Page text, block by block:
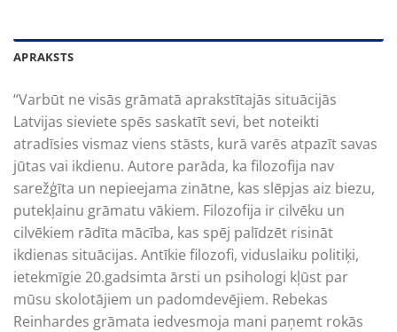
APRAKSTS
“Varbūt ne visās grāmatā aprakstītajās situācijās
Latvijas sieviete spēs saskatīt sevi, bet noteikti
atradīsies vismaz viens stāsts, kurā varēs atpazīt savas
jūtas vai ikdienu. Autore parāda, ka filozofija nav
sarežģīta un nepieejama zinātne, kas slēpjas aiz biezu,
putekļainu grāmatu vākiem. Filozofija ir cilvēku un
cilvēkiem rādīta mācība, kas spēj palīdzēt risināt
ikdienas situācijas. Antīkie filozofi, viduslaiku politiķi,
ietekmīgie 20.gadsimta ārsti un psihologi kļūst par
mūsu skolotājiem un padomdevējiem. Rebekas
Reinhardes grāmata iedvesmoja mani paņemt rokās